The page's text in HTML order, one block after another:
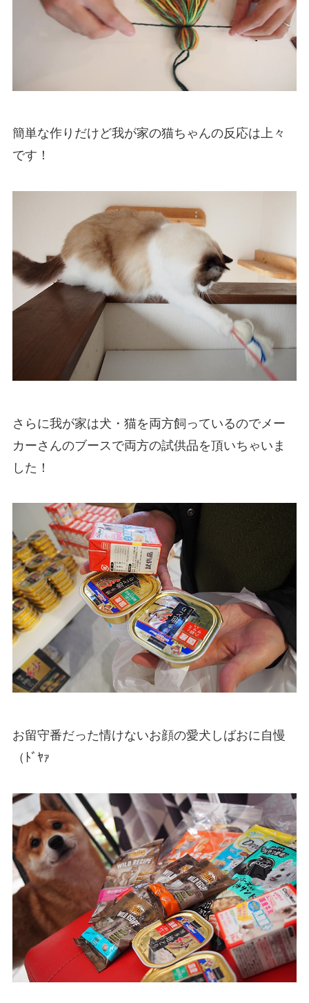
簡単な作りだけど我が家の猫ちゃんの反応は上々
です！
さらに我が家は犬・猫を両方飼っているのでメー
カーさんのブースで両方の試供品を頂いちゃいま
した！
お留守番だった情けないお顔の愛犬しばおに自慢
（ﾄﾞﾔｧ